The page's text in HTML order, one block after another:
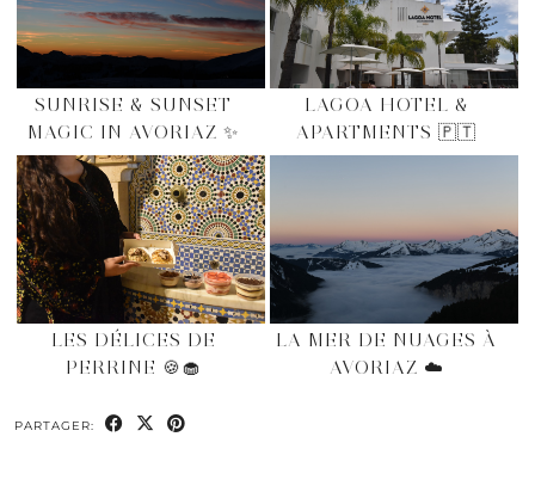
SUNRISE & SUNSET
MAGIC IN AVORIAZ ✨
LAGOA HOTEL &
APARTMENTS 🇵🇹
LES DÉLICES DE
PERRINE 🍪🧁
LA MER DE NUAGES À
AVORIAZ ☁️
PARTAGER: